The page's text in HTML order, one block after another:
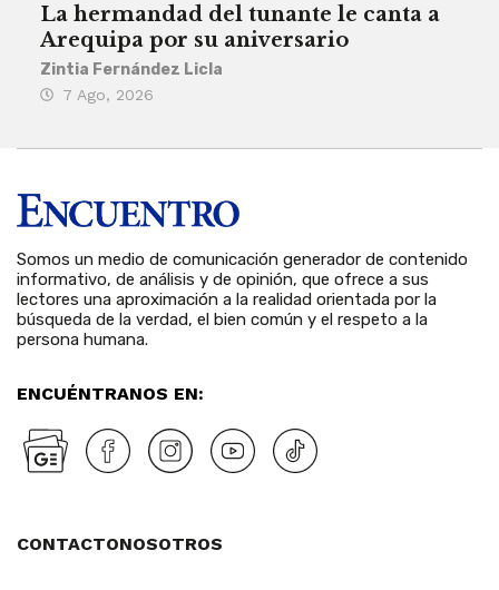
La hermandad del tunante le canta a
Arequipa por su aniversario
Zintia Fernández Licla
7 Ago, 2026
Somos un medio de comunicación generador de contenido
informativo, de análisis y de opinión, que ofrece a sus
lectores una aproximación a la realidad orientada por la
búsqueda de la verdad, el bien común y el respeto a la
persona humana.
ENCUÉNTRANOS EN:
CONTACTONOSOTROS